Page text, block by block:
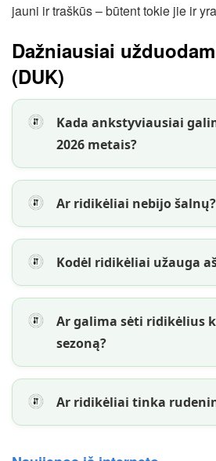
jauni ir traškūs – būtent tokie jie ir
Dažniausiai
(DUK)
Kada ankstyviausiai
2026 metais?
Ar ridikėliai nebijo šalnų?
Kodėl ridikėliai užauga
Ar galima sėti ridikėlius
sezoną?
Ar ridikėliai tinka